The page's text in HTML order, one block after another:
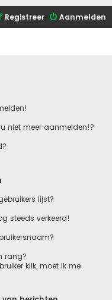
Aanmelden
Registreer
niet meer aanmelden!?
lijst?
steeds verkeerd!
rang?
klik, moet ik me